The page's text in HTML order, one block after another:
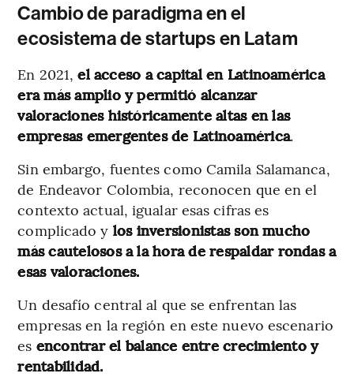
Cambio de paradigma en el
ecosistema de startups en Latam
En 2021,el acceso a capital en Latinoamérica
era más amplio y permitió alcanzar
valoraciones históricamente altas en las
empresas emergentes de Latinoamérica.
Sin embargo, fuentes como Camila Salamanca,
de Endeavor Colombia, reconocen que en el
contexto actual, igualar esas cifras es
complicado y los inversionistas son mucho
más cautelosos a la hora de respaldar rondas a
esas valoraciones.
Un desafío central al que se enfrentan las
empresas en la región en este nuevo escenario
es encontrar el balance entre crecimiento y
rentabilidad.